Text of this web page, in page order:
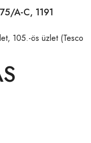
A-C, 1191
105.-ös üzlet (Tesco